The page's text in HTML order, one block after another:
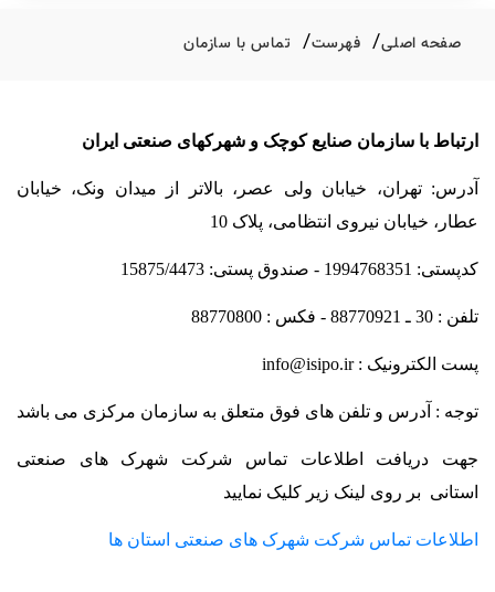
صفحه اصلی فهرست تماس با سازمان
ارتباط با سازمان صنایع کوچک و شهرکهای صنعتی ایران
آدرس: تهران، خیابان ولی عصر، بالاتر از میدان ونک، خیابان
عطار، خیابان نیروی انتظامی، پلاک 10
کدپستی: 1994768351 - صندوق پستی: 15875/4473
تلفن : 30 ـ 88770921 - فکس : 88770800
پست الکترونیک : info@isipo.ir
توجه : آدرس و تلفن های فوق متعلق به سازمان مرکزی می باشد
جهت دریافت اطلاعات تماس شرکت شهرک های صنعتی
استانی بر روی لینک زیر کلیک نمایید
اطلاعات تماس شرکت شهرک های صنعتی استان ها